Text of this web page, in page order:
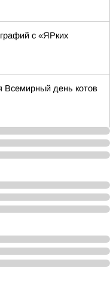
с «ЯРких
Всемирный день котов